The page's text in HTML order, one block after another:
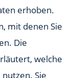
erhoben.
mit denen Sie
Die
welche
Sie